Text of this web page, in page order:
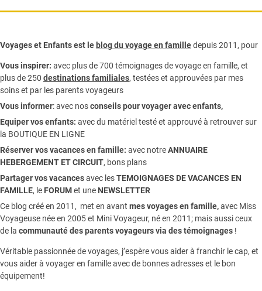
Voyages et Enfants est leblog du voyage en familledepuis 2011, pour
Vous inspirer: avec plus de 700 témoignages devoyage en famille, et
plus de 250 destinations familiales, testées et approuvées par mes
soins et par les parents voyageurs
Vous informer:avec nosconseils pour voyager avec enfants,
Equiper vos enfants: avec du matériel testé et approuvé à retrouver sur
la BOUTIQUE EN LIGNE
Réserver vos vacances en famille: avec notreANNUAIRE
HEBERGEMENT ET CIRCUIT, bons plans
Partager vos vacancesavec lesTEMOIGNAGES DE VACANCES EN
FAMILLE, le FORUMet une NEWSLETTER
Ce blog créé en 2011, met en avant mes voyages en famille,avec Miss
Voyageuse née en 2005 et Mini Voyageur, né en 2011; mais aussi ceux
de la communauté des parents voyageurs via des témoignages !
Véritable passionnée de voyages, j’espère vous aider à franchir le cap, et
vous aider à voyager en famille avec de bonnes adresses et le bon
équipement!